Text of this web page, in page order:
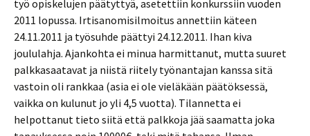
työ opiskelujen päätyttyä, asetettiin konkurssiin vuoden
2011 lopussa. Irtisanomisilmoitus annettiin käteen
24.11.2011 ja työsuhde päättyi 24.12.2011. Ihan kiva
joululahja. Ajankohta ei minua harmittanut, mutta suuret
palkkasaatavat ja niistä riitely työnantajan kanssa sitä
vastoin oli rankkaa (asia ei ole vieläkään päätöksessä,
vaikka on kulunut jo yli 4,5 vuotta). Tilannetta ei
helpottanut tieto siitä että palkkoja jää saamatta joka